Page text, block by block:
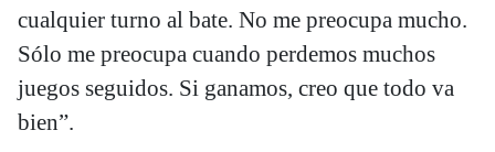
cualquier turno al bate. No me preocupa mucho.
Sólo me preocupa cuando perdemos muchos
juegos seguidos. Si ganamos, creo que todo va
bien”.